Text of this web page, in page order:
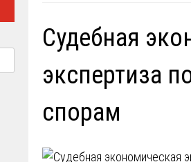
Судебная
экспертиза
спорам